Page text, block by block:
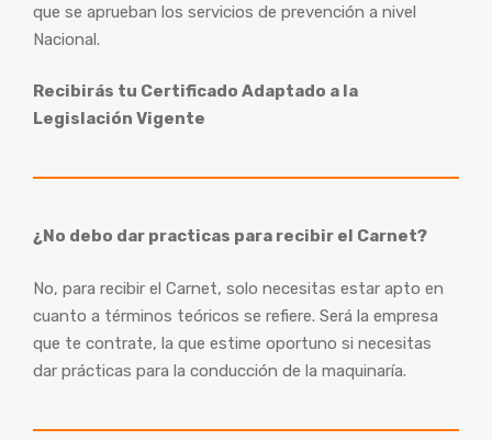
que se aprueban los servicios de prevención a nivel
Nacional.
Recibirás tu Certificado Adaptado a la
Legislación Vigente
¿No debo dar practicas para recibir el Carnet?
No, para recibir el Carnet, solo necesitas estar apto en
cuanto a términos teóricos se refiere. Será la empresa
que te contrate, la que estime oportuno si necesitas
dar prácticas para la conducción de la maquinaría.